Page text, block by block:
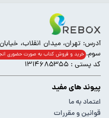
سوم. خرید و فروش کتاب به صورت حضوری
کد پستی : ۱۳۱۴۶۸۵۳۵۵
پیوند های مفید
اعتماد به ما
قوانین و مقررات